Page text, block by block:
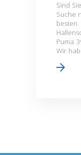
Sind
Suche
besten
Puma
Wir